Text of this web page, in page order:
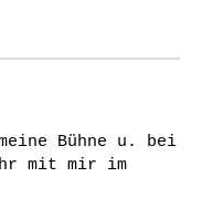
Bühne u. bei
mit mir im